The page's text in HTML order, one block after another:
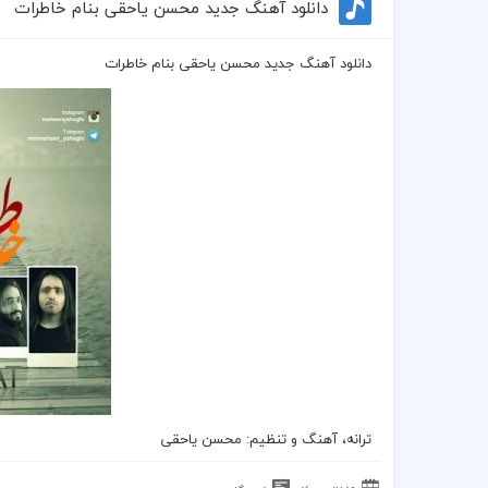
دانلود آهنگ جدید محسن یاحقی بنام خاطرات
دانلود آهنگ جدید محسن یاحقی بنام خاطرات
ترانه، آهنگ و تنظیم: محسن یاحقی